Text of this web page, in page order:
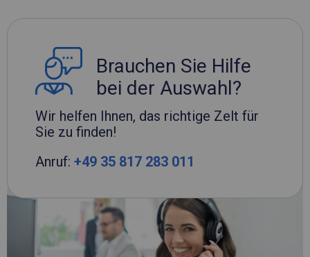
Brauchen Sie Hilfe
bei der Auswahl?
Wir helfen Ihnen, das richtige Zelt für
Sie zu finden!
Anruf: +49 35 817 283 011